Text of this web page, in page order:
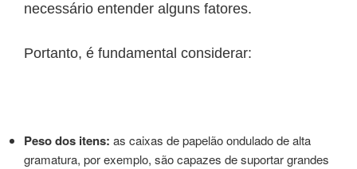
necessário entender alguns fatores.
Portanto, é fundamental considerar:
Peso dos itens: as caixas de papelão ondulado de alta
gramatura, por exemplo, são capazes de suportar grandes